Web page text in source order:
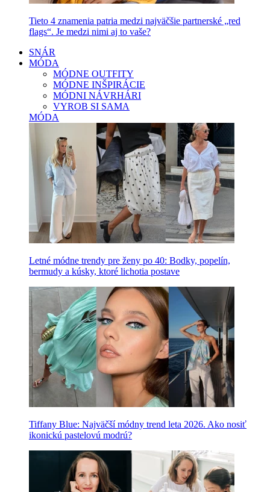
Tieto 4 znamenia patria medzi najväčšie partnerské „red
flags“. Je medzi nimi aj to vaše?
SNÁR
MÓDA
MÓDNE OUTFITY
MÓDNE INŠPIRÁCIE
MÓDNI NÁVRHÁRI
VYROB SI SAMA
MÓDA
Letné módne trendy pre ženy po 40: Bodky, popelín,
bermudy a kúsky, ktoré lichotia postave
Tiffany Blue: Najväčší módny trend leta 2026. Ako nosiť
ikonickú pastelovú modrú?